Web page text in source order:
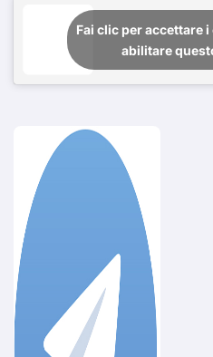
Fai clic per accettare
abilitare